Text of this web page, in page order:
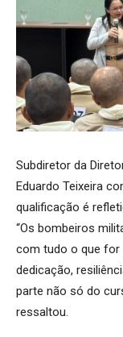
Subdiretor da
Eduardo Teixeira
qualificação é
“Os bombeiros
com tudo o que for
dedicação,
parte não só do
ressaltou.